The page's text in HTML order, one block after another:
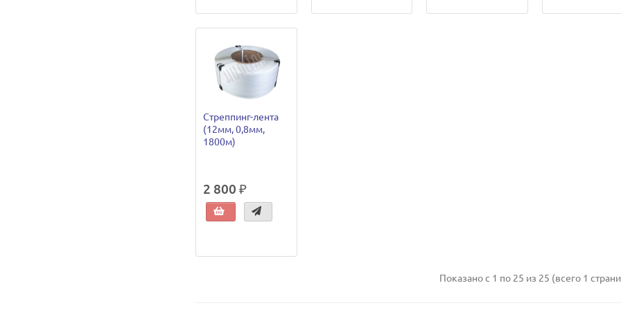
Стреппинг-лента
(12мм, 0,8мм,
1800м)
2 800 ₽
Показано с 1 по 25 из 25 (всего 1